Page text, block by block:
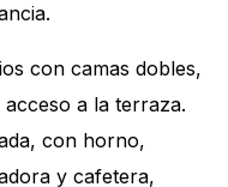
con camas dobles,
a la terraza.
con horno,
y cafetera,